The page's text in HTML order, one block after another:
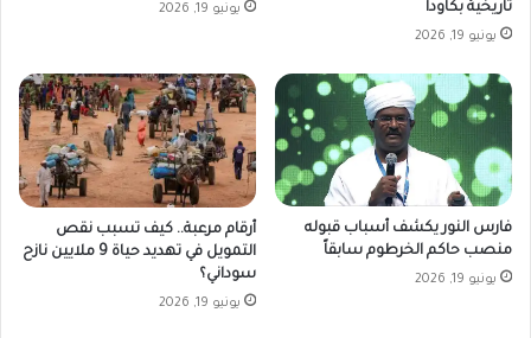
تاريخية بكاودا
يونيو 19, 2026
يونيو 19, 2026
فارس النور يكشف أسباب قبوله
منصب حاكم الخرطوم سابقاً
يونيو 19, 2026
أرقام مرعبة.. كيف تسبب نقص
التمويل في تهديد حياة 9 ملايين نازح
سوداني؟
يونيو 19, 2026